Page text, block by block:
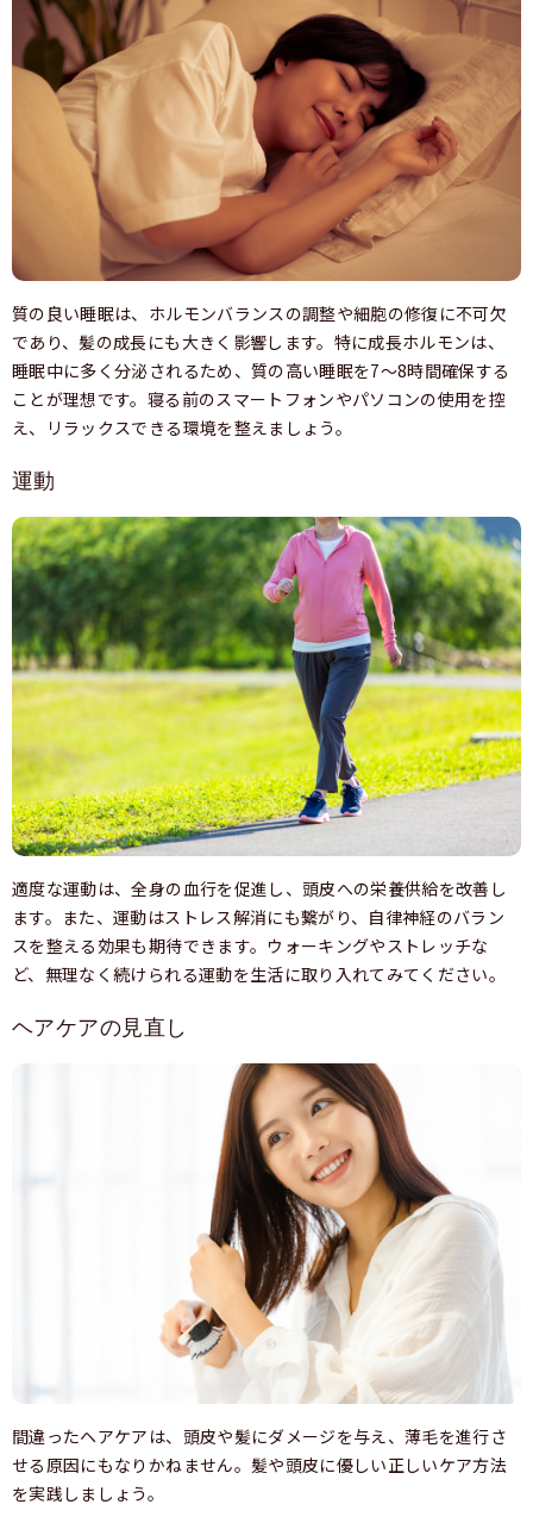
質の良い睡眠は、ホルモンバランスの調整や細胞の修復に不可欠
であり、髪の成長にも大きく影響します。特に成長ホルモンは、
睡眠中に多く分泌されるため、質の高い睡眠を7〜8時間確保する
ことが理想です。寝る前のスマートフォンやパソコンの使用を控
え、リラックスできる環境を整えましょう。
運動
適度な運動は、全身の血行を促進し、頭皮への栄養供給を改善し
ます。また、運動はストレス解消にも繋がり、自律神経のバラン
スを整える効果も期待できます。ウォーキングやストレッチな
ど、無理なく続けられる運動を生活に取り入れてみてください。
ヘアケアの見直し
間違ったヘアケアは、頭皮や髪にダメージを与え、薄毛を進行さ
せる原因にもなりかねません。髪や頭皮に優しい正しいケア方法
を実践しましょう。